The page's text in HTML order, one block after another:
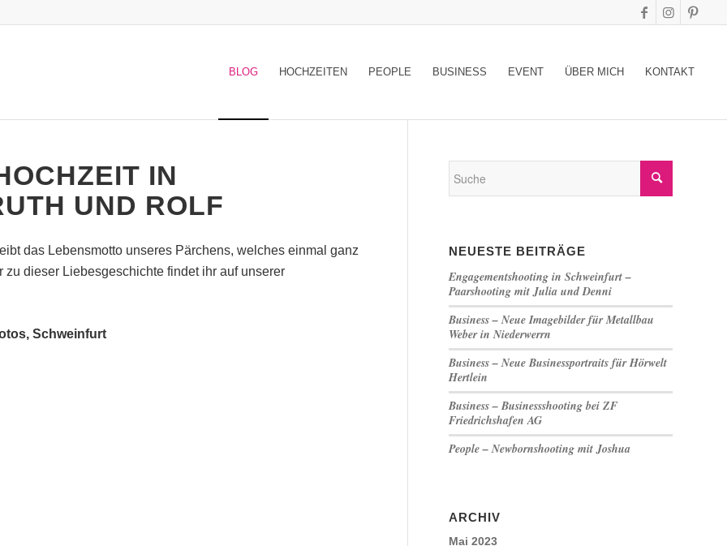
BLOG HOCHZEITEN PEOPLE BUSINESS EVENT ÜBER MICH KONTAKT
IN
UND ROLF
das Lebensmotto unseres Pärchens, welches einmal ganz
dieser Liebesgeschichte findet ihr auf unserer
NEUESTE BEITRÄGE
Engagementshooting in Schweinfurt –
Paarshooting mit Julia und Denni
Business – Neue Imagebilder für Metallbau
Weber in Niederwerrn
Business – Neue Businessportraits für Hörwelt
Hertlein
Business – Businessshooting bei ZF
Friedrichshafen AG
People – Newbornshooting mit Joshua
ARCHIV
Mai 2023